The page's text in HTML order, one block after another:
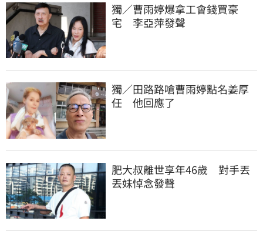
獨／曹雨婷爆拿工會錢買豪
宅　李亞萍發聲
獨／田路路嗆曹雨婷點名姜厚
任　他回應了
肥大叔離世享年46歲　對手丟
丟妹悼念發聲